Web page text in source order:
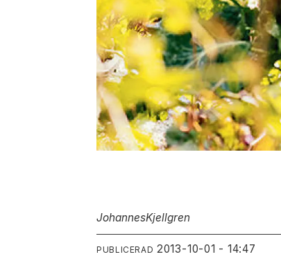
JohannesKjellgren
PUBLICERAD 2013-10-01 - 14:47